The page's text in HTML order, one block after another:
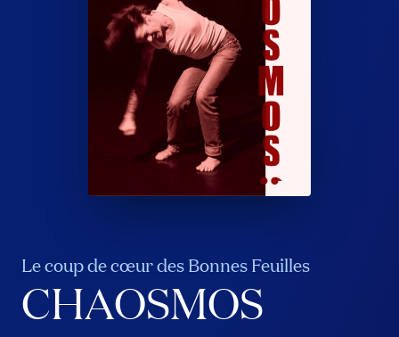
Le coup de cœur des Bonnes Feuilles
CHAOSMOS